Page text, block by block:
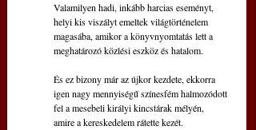
Valamilyen hadi, inkább harcias eseményt,
helyi kis viszályt emeltek világtörténelem
magasába, amikor a könyvnyomtatás lett a
meghatározó közlési eszköz és hatalom.
És ez bizony már az újkor kezdete, ekkorra
igen nagy mennyiségű színesfém halmozódott
fel a mesebeli királyi kincstárak mélyén,
amire a kereskedelem rátette kezét.